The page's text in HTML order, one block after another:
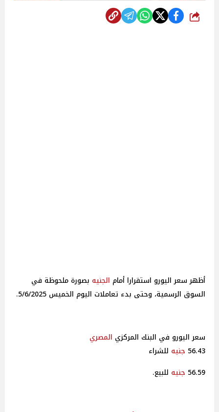
شارك
أظهر سعر اليورو استقرارا أمام الجنيه بصورة ملحوظة في
السوق الرسمية، وحتى بدء تعاملات اليوم الخميس 5/6/2025.
سعر اليورو في البنك المركزي المصري
56.43 جنيه للشراء
56.59 جنيه للبيع.